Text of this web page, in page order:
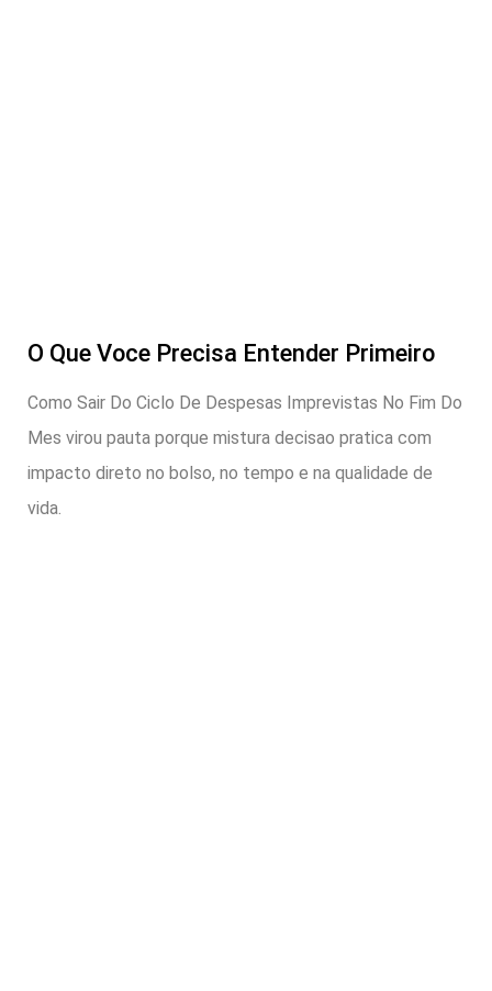
O Que Voce Precisa Entender Primeiro
Como Sair Do Ciclo De Despesas Imprevistas No Fim Do
Mes virou pauta porque mistura decisao pratica com
impacto direto no bolso, no tempo e na qualidade de
vida.